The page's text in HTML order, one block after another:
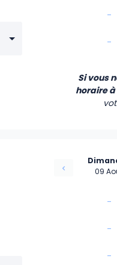
-
-
Si vous
horaire
09
-
-
-